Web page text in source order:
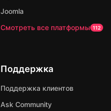
Joomla
Смотреть все платформы 112
Поддержка
Поддержка клиентов
Ask Community